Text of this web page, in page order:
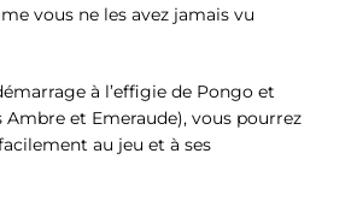
vous ne les avez jamais vu
à l’effigie de Pongo et
Ambre et Emeraude), vous pourrez
au jeu et à ses